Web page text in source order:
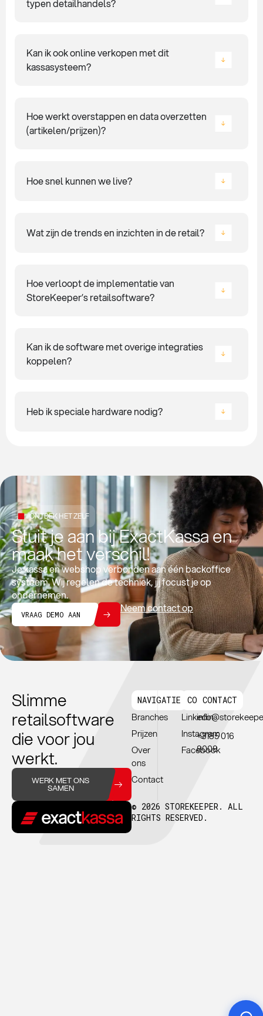
typen detailhandels?
Kan ik ook online verkopen met dit
kassasysteem?
Hoe werkt overstappen en data overzetten
(artikelen/prijzen)?
Hoe snel kunnen we live?
Wat zijn de trends en inzichten in de retail?
Hoe verloopt de implementatie van
StoreKeeper’s retailsoftware?
Kan ik de software met overige integraties
koppelen?
Heb ik speciale hardware nodig?
ONTDEK HET ZELF
Sluit je aan bij ExactKassa en
maak het verschil!
Je kassa en webshop verbonden aan één backoffice
systeem. Wij regelen de techniek, jij focust je op
ondernemen.
VRAAG DEMO AAN Neem contact op
Slimme
retailsoftware
die voor jou
werkt.
WERK MET ONS
SAMEN
NAVIGATIE
Branches
Prijzen
Over
ons
Contact
CONNTECT
Linkedin
Instagram
Facebook
CONTACT
+3185 016
8008
© 2026 STOREKEEPER. ALL
RIGHTS RESERVED.